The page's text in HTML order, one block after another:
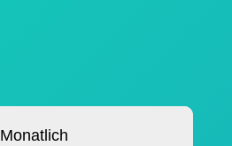
Monatlich